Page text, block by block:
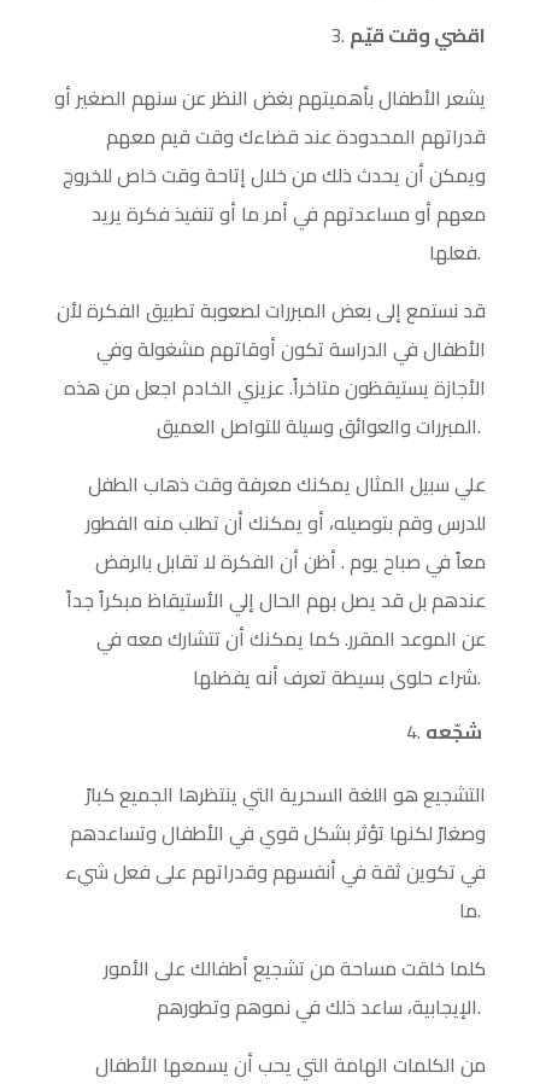
اقضي وقت قيّم
يشعر الأطفال بأهميتهم بغض النظر عن سنهم الصغير أو
قدراتهم المحدودة عند قضاءك وقت قيم معهم
ويمكن أن يحدث ذلك من خلال إتاحة وقت خاص للخروج
معهم أو مساعدتهم في أمر ما أو تنفيذ فكرة يريد
فعلها.
قد نستمع إلى بعض المبررات لصعوبة تطبيق الفكرة لأن
الأطفال في الدراسة تكون أوقاتهم مشغولة وفي
الأجازة يستيقظون متاخراً. عزيزي الخادم اجعل من هذه
المبررات والعوائق وسيلة للتواصل العميق.
علي سبيل المثال يمكنك معرفة وقت ذهاب الطفل
للدرس وقم بتوصيله، أو يمكنك أن تطلب منه الفطور
معاً في صباح يوم . أظن أن الفكرة لا تقابل بالرفض
عندهم بل قد يصل بهم الحال إلي الأستيقاظ مبكراً جداً
عن الموعد المقرر. كما يمكنك أن تتشارك معه في
شراء حلوى بسيطة تعرف أنه يفضلها.
التشجيع هو اللغة السحرية التي ينتظرها الجميع كبارً
وصغارً لكنها تؤثر بشكل قوي في الأطفال وتساعدهم
في تكوين ثقة في أنفسهم وقدراتهم على فعل شيء
ما.
كلما خلقت مساحة من تشجيع أطفالك على الأمور
الإيجابية، ساعد ذلك في نموهم وتطورهم.
من الكلمات الهامة التي يحب أن يسمعها الأطفال